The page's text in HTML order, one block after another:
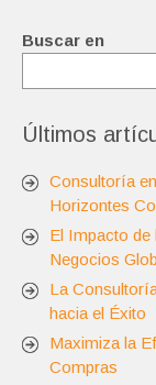
Buscar en
Últimos
Consultoría
Horizontes
El Impacto de
Negocios
La
hacia el Éxito
Maximiza la
Compras